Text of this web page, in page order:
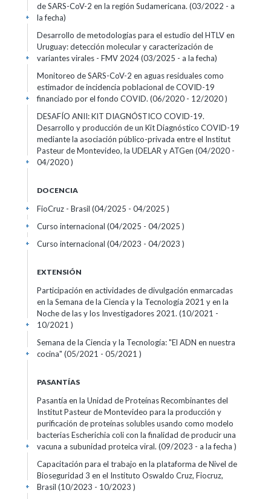
de SARS-CoV-2 en la región Sudamericana. (03/2022 - a
la fecha)
+
Desarrollo de metodologías para el estudio del HTLV en
Uruguay: detección molecular y caracterización de
variantes virales - FMV 2024 (03/2025 - a la fecha)
+
Monitoreo de SARS-CoV-2 en aguas residuales como
estimador de incidencia poblacional de COVID-19
financiado por el fondo COVID. (06/2020 - 12/2020 )
+
DESAFÍO ANII: KIT DIAGNÓSTICO COVID-19.
Desarrollo y producción de un Kit Diagnóstico COVID-19
mediante la asociación público-privada entre el Institut
Pasteur de Montevideo, la UDELAR y ATGen (04/2020 -
04/2020 )
+
DOCENCIA
FioCruz - Brasil (04/2025 - 04/2025 )
+
Curso internacional (04/2025 - 04/2025 )
+
Curso internacional (04/2023 - 04/2023 )
+
EXTENSIÓN
Participación en actividades de divulgación enmarcadas
en la Semana de la Ciencia y la Tecnología 2021 y en la
Noche de las y los Investigadores 2021. (10/2021 -
10/2021 )
+
Semana de la Ciencia y la Tecnología: "El ADN en nuestra
cocina" (05/2021 - 05/2021 )
+
PASANTÍAS
Pasantía en la Unidad de Proteínas Recombinantes del
Institut Pasteur de Montevideo para la producción y
purificación de proteínas solubles usando como modelo
bacterias Escherichia coli con la finalidad de producir una
vacuna a subunidad proteica viral. (09/2023 - a la fecha )
+
Capacitación para el trabajo en la plataforma de Nivel de
Bioseguridad 3 en el Instituto Oswaldo Cruz, Fiocruz,
Brasil (10/2023 - 10/2023 )
+